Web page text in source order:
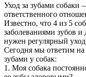
Уход за зубами
ответственного
Известно, что 4 из 5
заболеваниями зубов
нужен регулярный
Сегодня мы ответим на
зубами у собак:
1. Моя собака